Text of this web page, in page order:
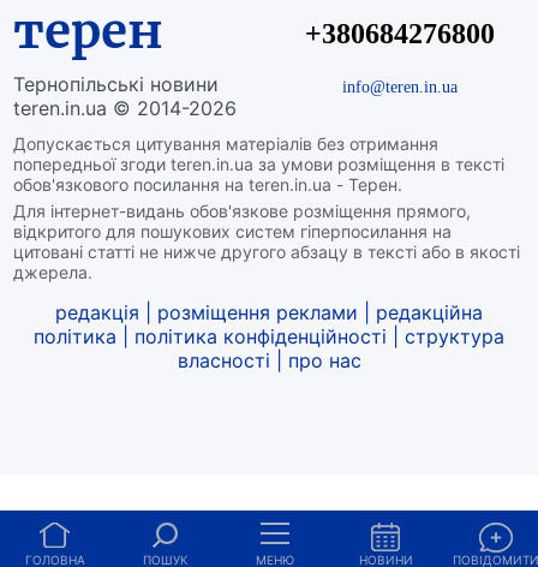
терен
Тернопільські новини
teren.in.ua © 2014-2026
Допускається цитування матеріалів без отримання
попередньої згоди teren.in.ua за умови розміщення в тексті
обов'язкового посилання на teren.in.ua - Терен.
Для інтернет-видань обов'язкове розміщення прямого,
відкритого для пошукових систем гіперпосилання на
цитовані статті не нижче другого абзацу в тексті або в якості
джерела.
+380684276800
info@teren.in.ua
редакція розміщення реклами
редакційна
політика
політика конфіденційності
структура
власності
про нас
ГОЛОВНА ПОШУК МЕНЮ НОВИНИ